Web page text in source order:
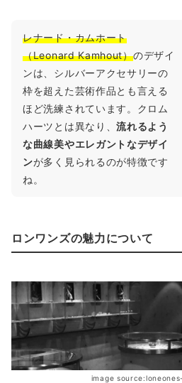
レナード・カムホート
（Leonard Kamhout）のデザイ
ンは、シルバーアクセサリーの
枠を超えた芸術作品とも言える
ほど洗練されています。クロム
ハーツとは異なり、流れるよう
な曲線美やエレガントなデザイ
ンが多く見られるのが特徴です
ね。
ロンワンズの魅力について
image